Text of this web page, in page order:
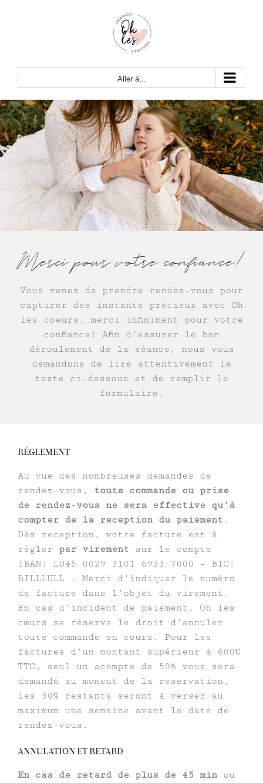
Aller à...
Merci pour votre confiance!
Vous venez de prendre rendez-vous pour
capturer des instants précieux avec Oh
les coeurs, merci infiniment pour votre
confiance! Afin d’assurer le bon
déroulement de la séance, nous vous
demandons de lire attentivement le
texte ci-dessous et de remplir le
formulaire.
RÉGLEMENT
Au vue des nombreuses demandes de
rendez-vous,
toute commande ou prise
de rendez-vous ne sera effective qu’à
compter de la reception du paiement .
Dès reception, votre facture est à
régler par virement sur le compte
IBAN: LU46 0029 3101 6933 7000 – BIC:
BILLLULL . Merci d’indiquer le numéro
de facture dans l’objet du virement.
En cas d’incident de paiement, Oh les
cœurs se réserve le droit d’annuler
toute commande en cours. Pour les
factures d’un montant supérieur à 600€
TTC, seul un acompte de 50% vous sera
demandé au moment de la reservation,
les 50% restants seront à verser au
maximum une semaine avant la date de
rendez-vous.
ANNULATION ET RETARD
En cas de retard de plus de 45 min ou